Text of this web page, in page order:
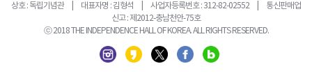
상호 : 독립기념관 | 대표자명 : 김형석 | 사업자등록번호 : 312-82-02552 | 통신판매업
신고 : 제2012-충남천안-75호
ⓒ 2018 THE INDEPENDENCE HALL OF KOREA. ALL RIGHTS RESERVED.